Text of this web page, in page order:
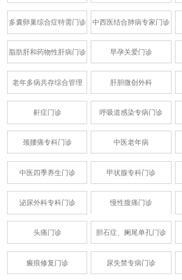
多囊卵巢综合症特需门诊 中西医结合肺病专家门诊
脂肪肝和药物性肝病门诊 早孕关爱门诊
老年多病共存综合管理 肝胆微创外科
鼾症门诊 呼吸道感染专病门诊
颈腰痛专科门诊 中医老年病
中医四季养生门诊 甲状腺专科门诊
泌尿外科专科门诊 慢性腹痛门诊
头痛门诊 胆石症、阑尾单孔门诊
瘢痕修复门诊 尿失禁专病门诊